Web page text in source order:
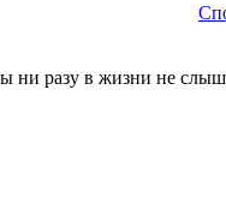
разу в жизни не